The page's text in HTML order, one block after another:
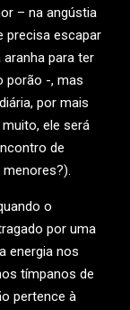
– na angústia
precisa escapar
para ter
porão -, mas
por mais
ele será
de
o
por uma
energia nos
tímpanos de
pertence à